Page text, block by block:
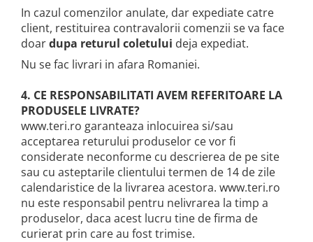
In cazul comenzilor anulate, dar expediate catre
client, restituirea contravalorii comenzii se va face
doardupa returul coletului deja expediat.
Nu se fac livrari in afara Romaniei.
4. CE RESPONSABILITATI AVEM REFERITOARE LA
PRODUSELE LIVRATE?
www.teri.ro garanteaza inlocuirea si/sau
acceptarea returului produselor ce vor fi
considerate neconforme cu descrierea de pe site
sau cu asteptarile clientului termen de 14 de zile
calendaristice de la livrarea acestora. www.teri.ro
nu este responsabil pentru nelivrarea la timp a
produselor, daca acest lucru tine de firma de
curierat prin care au fost trimise.